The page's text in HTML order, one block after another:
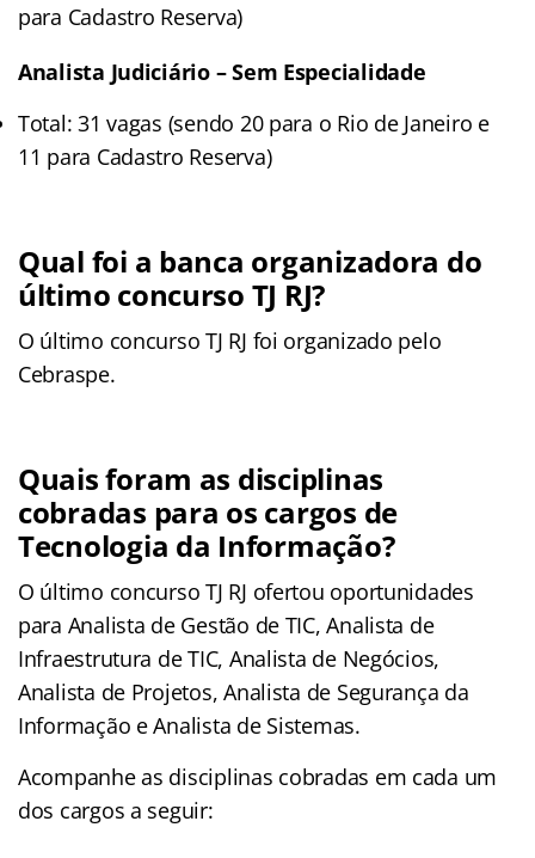
para Cadastro Reserva)
Analista Judiciário – Sem Especialidade
Total: 31 vagas (sendo 20 para o Rio de Janeiro e
11 para Cadastro Reserva)
Qual foi a banca organizadora do
último concurso TJ RJ?
O último concurso TJ RJ foi organizado pelo
Cebraspe.
Quais foram as disciplinas
cobradas para os cargos de
Tecnologia da Informação?
O último concurso TJ RJ ofertou oportunidades
para Analista de Gestão de TIC, Analista de
Infraestrutura de TIC, Analista de Negócios,
Analista de Projetos, Analista de Segurança da
Informação e Analista de Sistemas.
Acompanhe as disciplinas cobradas em cada um
dos cargos a seguir: